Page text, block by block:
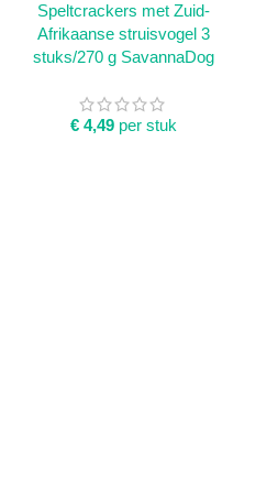
Speltcrackers met Zuid-
Afrikaanse struisvogel 3
stuks/270 g SavannaDog
€4,49 per stuk